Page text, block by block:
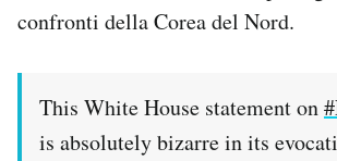
confronti della Corea del Nord.
This White House statement on
is absolutely bizarre in its